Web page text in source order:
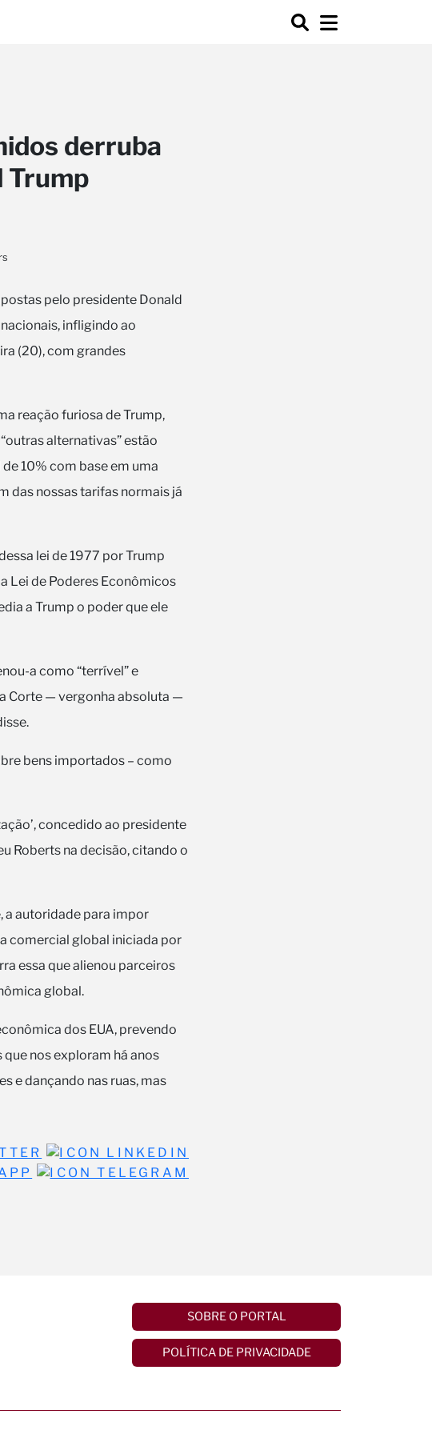
derruba
Trump
pelo presidente Donald
infligindo ao
(20), com grandes
reação furiosa de Trump,
alternativas” estão
10% com base em uma
das nossas tarifas normais já
lei de 1977 por Trump
Lei de Poderes Econômicos
a Trump o poder que ele
a como “terrível” e
Corte — vergonha absoluta —
bens importados – como
concedido ao presidente
Roberts na decisão, citando o
a autoridade para impor
comercial global iniciada por
essa que alienou parceiros
global.
dos EUA, prevendo
nos exploram há anos
e dançando nas ruas, mas
SOBRE O PORTAL
POLÍTICA DE PRIVACIDADE